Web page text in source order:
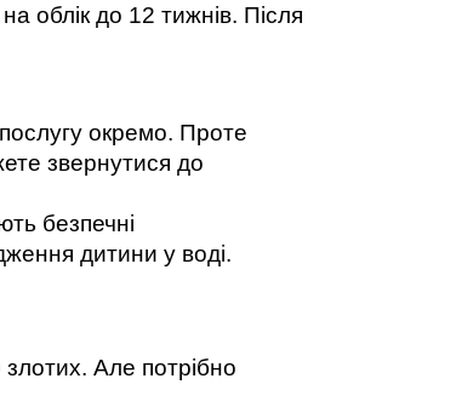
облік до 12 тижнів. Після
окремо. Проте
звернутися до
безпечні
дитини у воді.
Але потрібно